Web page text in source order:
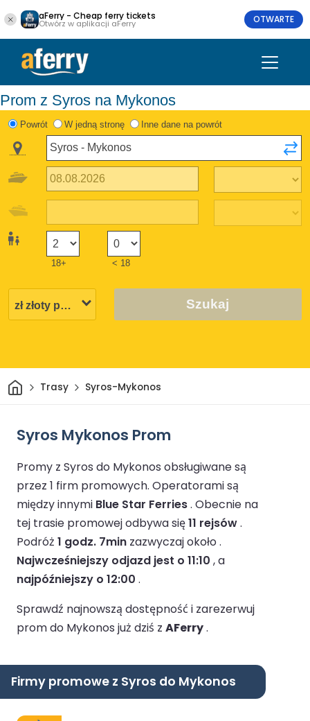
aFerry - Cheap ferry tickets
Otwórz w aplikacji aFerry OTWARTE
Prom z Syros na Mykonos
Powrót W jedną stronę Inne dane na powrót
18+ < 18
Szukaj
DomTrasy Syros-Mykonos
Syros Mykonos Prom
Promy z Syros do Mykonos obsługiwane są
przez 1 firm promowych. Operatorami są
między innymi Blue Star Ferries. Obecnie na
tej trasie promowej odbywa się11 rejsów.
Podróż 1 godz. 7min zazwyczaj około .
Najwcześniejszy odjazd jest o 11:10 , a
najpóźniejszy o 12:00 .
Sprawdź najnowszą dostępność i zarezerwuj
prom do Mykonos już dziś z AFerry.
Firmy promowe z Syros do Mykonos